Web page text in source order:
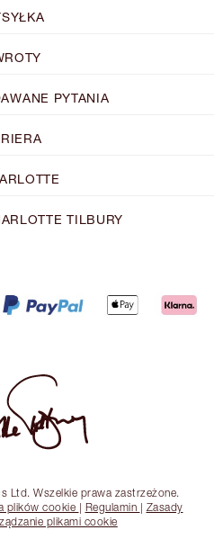
PYTANIA
TILBURY
Ltd. Wszelkie prawa zastrzeżone.
plików cookie | Regulamin | Zasady
plikami cookie